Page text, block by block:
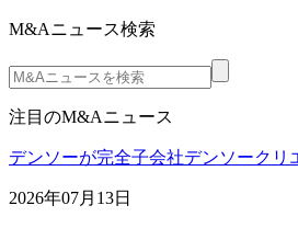
M&Aニュース検索
注目のM&Aニュース
デンソーが完全子会社デンソークリ
2026年07月13日